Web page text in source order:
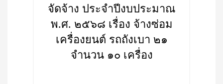
จัดจ้าง ประจำปีงบประมาณ
พ.ศ. ๒๕๖๘ เรื่อง จ้างซ่อม
เครื่องยนต์ รถถังเบา ๒๑
จำนวน ๑๐ เครื่อง